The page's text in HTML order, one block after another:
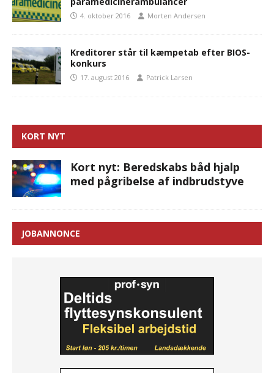
4. oktober 2016 Morten Andersen
Kreditorer står til kæmpetab efter BIOS-
konkurs
17. august 2016 Patrick Larsen
KORT NYT
Kort nyt: Beredskabs båd hjalp
med pågribelse af indbrudstyve
JOBANNONCE